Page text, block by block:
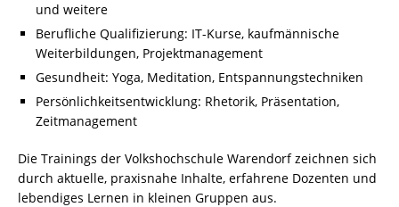
und weitere
Berufliche Qualifizierung: IT-Kurse, kaufmännische
Weiterbildungen, Projektmanagement
Gesundheit: Yoga, Meditation, Entspannungstechniken
Persönlichkeitsentwicklung: Rhetorik, Präsentation,
Zeitmanagement
Die Trainings der Volkshochschule Warendorf zeichnen sich
durch aktuelle, praxisnahe Inhalte, erfahrene Dozenten und
lebendiges Lernen in kleinen Gruppen aus.